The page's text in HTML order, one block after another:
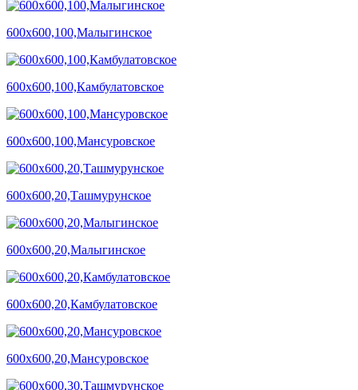
600х600,100,Малыгинское
600х600,100,Камбулатовское
600х600,100,Мансуровское
600х600,20,Ташмурунское
600х600,20,Малыгинское
600х600,20,Камбулатовское
600х600,20,Мансуровское